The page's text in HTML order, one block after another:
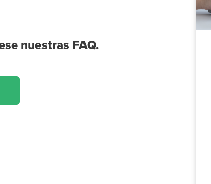
nuestras FAQ.